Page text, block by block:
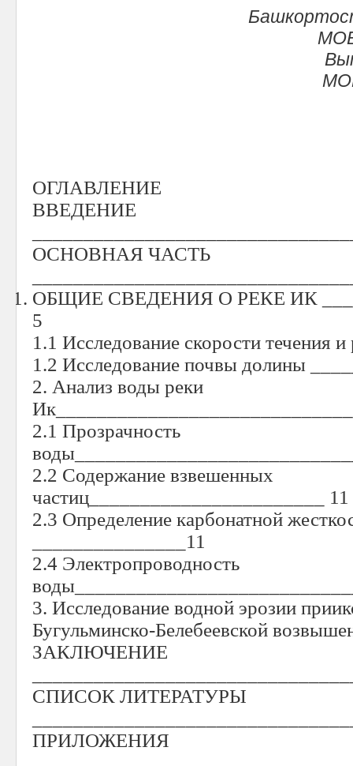
ОГЛАВЛЕНИЕ
ВВЕДЕНИЕ
ОСНОВНАЯ ЧАСТЬ
ОБЩИЕ СВЕДЕНИЯ О РЕКЕ ИК
5
1.1 Исследование скорости течения
1.2 Исследование почвы долины
2. Анализ воды реки
2.1 Прозрачность
2.2 Содержание взвешенных
частиц_______________________ 11
2.3 Определение карбонатной
_______________11
2.4 Электропроводность
3. Исследование водной эрозии
Бугульминско-Белебеевской
ЗАКЛЮЧЕНИЕ
СПИСОК ЛИТЕРАТУРЫ
ПРИЛОЖЕНИЯ